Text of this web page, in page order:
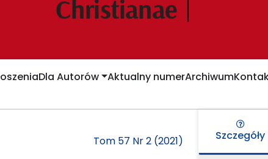
Dla Autorów Aktualny numerArchiwum
Tom 57 Nr 2 (2021) Szczegóły